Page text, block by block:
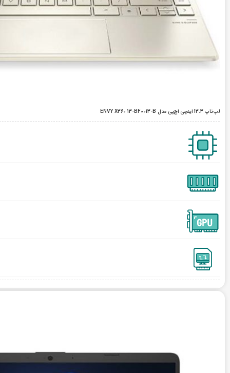
لپ‌تاپ 13.3 اینچی اچ‌پی مدل ENVY X360 13-BF0013-B